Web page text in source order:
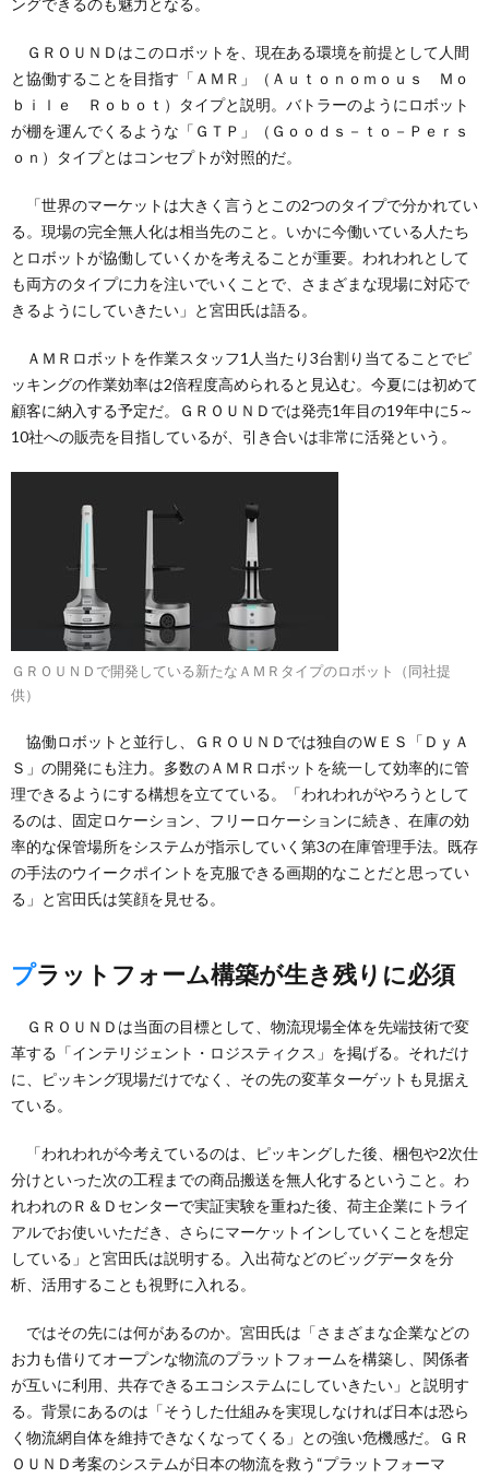
ＧＲＯＵＮＤはこのロボットを、現在ある環境を前提として人間
と協働することを目指す「ＡＭＲ」（Ａｕｔｏｎｏｍｏｕｓ Ｍｏ
ｂｉｌｅ Ｒｏｂｏｔ）タイプと説明。バトラーのようにロボット
が棚を運んでくるような「ＧＴＰ」（Ｇｏｏｄｓ－ｔｏ－Ｐｅｒｓ
ｏｎ）タイプとはコンセプトが対照的だ。
「世界のマーケットは大きく言うとこの2つのタイプで分かれてい
る。現場の完全無人化は相当先のこと。いかに今働いている人たち
とロボットが協働していくかを考えることが重要。われわれとして
も両方のタイプに力を注いでいくことで、さまざまな現場に対応で
きるようにしていきたい」と宮田氏は語る。
ＡＭＲロボットを作業スタッフ1人当たり3台割り当てることでピ
ッキングの作業効率は2倍程度高められると見込む。今夏には初めて
顧客に納入する予定だ。ＧＲＯＵＮＤでは発売1年目の19年中に5～
10社への販売を目指しているが、引き合いは非常に活発という。
ＧＲＯＵＮＤで開発している新たなＡＭＲタイプのロボット（同社提
供）
協働ロボットと並行し、ＧＲＯＵＮＤでは独自のＷＥＳ「ＤｙＡ
Ｓ」の開発にも注力。多数のＡＭＲロボットを統一して効率的に管
理できるようにする構想を立てている。「われわれがやろうとして
るのは、固定ロケーション、フリーロケーションに続き、在庫の効
率的な保管場所をシステムが指示していく第3の在庫管理手法。既存
の手法のウイークポイントを克服できる画期的なことだと思ってい
る」と宮田氏は笑顔を見せる。
プラットフォーム構築が生き残りに必須
ＧＲＯＵＮＤは当面の目標として、物流現場全体を先端技術で変
革する「インテリジェント・ロジスティクス」を掲げる。それだけ
に、ピッキング現場だけでなく、その先の変革ターゲットも見据え
ている。
「われわれが今考えているのは、ピッキングした後、梱包や2次仕
分けといった次の工程までの商品搬送を無人化するということ。わ
れわれのＲ＆Ｄセンターで実証実験を重ねた後、荷主企業にトライ
アルでお使いいただき、さらにマーケットインしていくことを想定
している」と宮田氏は説明する。入出荷などのビッグデータを分
析、活用することも視野に入れる。
ではその先には何があるのか。宮田氏は「さまざまな企業などの
お力も借りてオープンな物流のプラットフォームを構築し、関係者
が互いに利用、共存できるエコシステムにしていきたい」と説明す
る。背景にあるのは「そうした仕組みを実現しなければ日本は恐ら
く物流網自体を維持できなくなってくる」との強い危機感だ。ＧＲ
ＯＵＮＤ考案のシステムが日本の物流を救う“プラットフォーマ